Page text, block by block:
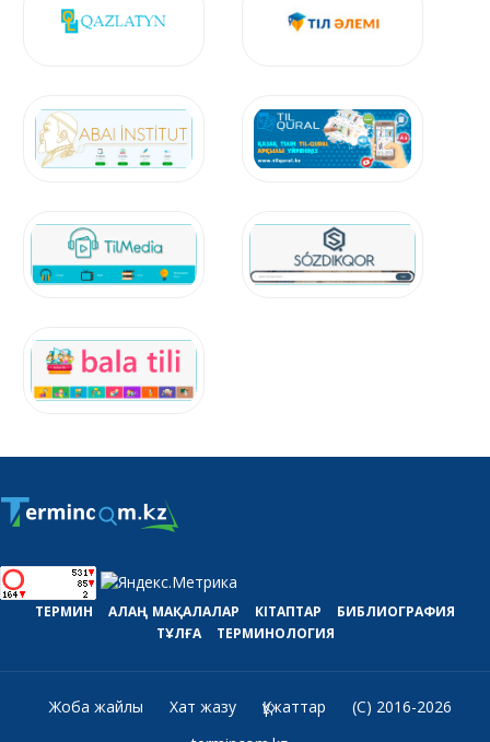
ТЕРМИН АЛАҢ МАҚАЛАЛАР КІТАПТАР
БИБЛИОГРАФИЯ
ТҰЛҒА
ТЕРМИНОЛОГИЯ
Жоба жайлы Хат жазу Құжаттар
(C) 2016-2026